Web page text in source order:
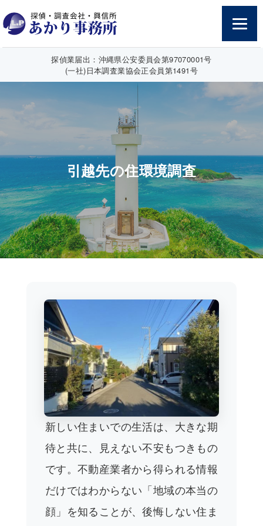
探偵業届出：沖縄県公安委員会第97070001号
(一社)日本調査業協会正会員第1491号
引越先の住環境調査
新しい住まいでの生活は、大きな期
待と共に、見えない不安もつきもの
です。不動産業者から得られる情報
だけではわからない「地域の本当の
顔」を知ることが、後悔しない住ま